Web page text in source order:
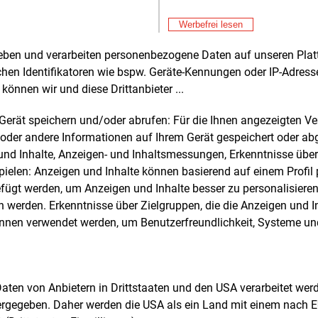
Werbefrei lesen
und verarbeiten personenbezogene Daten auf unseren
Identifikatoren wie bspw. Geräte-Kennungen oder IP-
wir und diese Drittanbieter ...
speichern und/oder abrufen: Für die Ihnen angezeigten
andere Informationen auf Ihrem Gerät gespeichert oder
Inhalte, Anzeigen- und Inhaltsmessungen, Erkenntnisse
Anzeigen und Inhalte können basierend auf einem Profil
werden, um Anzeigen und Inhalte besser zu
werden. Erkenntnisse über Zielgruppen, die die Anzeigen und
verwendet werden, um Benutzerfreundlichkeit, Systeme
von Anbietern in Drittstaaten und den USA verarbeitet
Daher werden die USA als ein Land mit einem nach
Wichtige Voraussetzung für
laut den Studienautoren flexible
in denen erworbene
zwischen
übertragen werden können,
mit möglichen wärmebedingten
von KWK-Anlagen zu
der Studie sehen den
daher als Ergänzung
Förderinstrumenten. Eine
des Gesetzes.
an
E&M
E&M
E&M